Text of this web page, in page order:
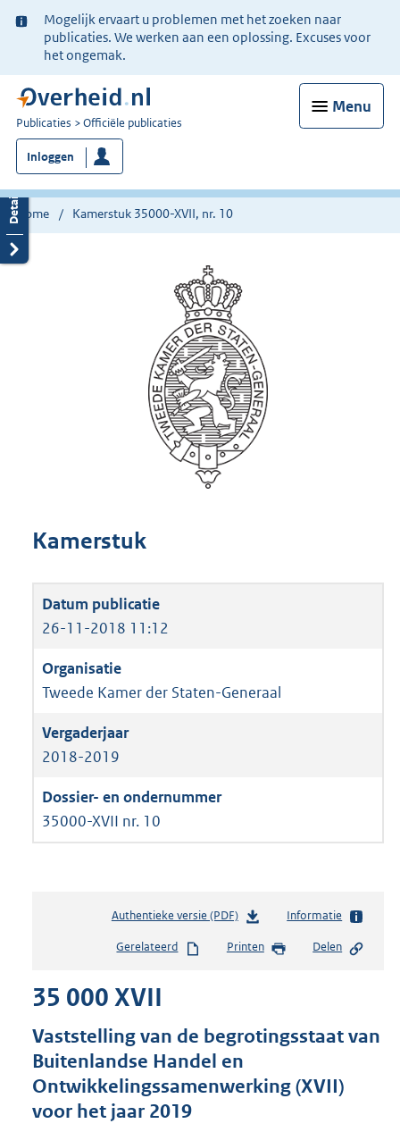
Ter
informatie:
Mogelijk ervaart u problemen met het zoeken naar
publicaties. We werken aan een oplossing. Excuses voor
het ongemak.
Menu
U
bent
nu
hier:
Publicaties Officiële publicaties
Inloggen
Home Kamerstuk 35000-XVII, nr. 10
Kamerstuk
26-11-2018 11:12
Tweede Kamer der Staten-Generaal
2018-2019
35000-XVII nr. 10
Authentieke versie (PDF)b
s
s
g
r
Informatie
Gerelateerd Printen Delen
35 000 XVII
Vaststelling van de begrotingsstaat van
Buitenlandse Handel en
Ontwikkelingssamenwerking (XVII)
voor het jaar 2019